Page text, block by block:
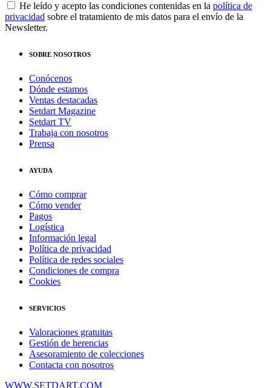
He leído y acepto las condiciones contenidas en la política de
privacidad sobre el tratamiento de mis datos para el envío de la
Newsletter.
SOBRE NOSOTROS
Conócenos
Dónde estamos
Ventas destacadas
Setdart Magazine
Setdart TV
Trabaja con nosotros
Prensa
AYUDA
Cómo comprar
Cómo vender
Pagos
Logística
Información legal
Política de privacidad
Política de redes sociales
Condiciones de compra
Cookies
SERVICIOS
Valoraciones gratuitas
Gestión de herencias
Asesoramiento de colecciones
Contacta con nosotros
WWW.SETDART.COM